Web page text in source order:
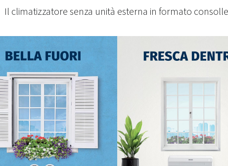
Il climatizzatore senza unità esterna in formato